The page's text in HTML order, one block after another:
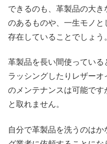
できるのも、革製品の大
のあるものや、一生モノと
存在していることでしょう
革製品を長い間使ってい
ラッシングしたりレザー
のメンテナンスは可能で
と取れません。
自分で革製品を洗うのは